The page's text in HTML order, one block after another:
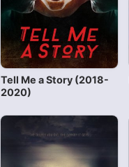
Tell Me a Story (2018-
2020)